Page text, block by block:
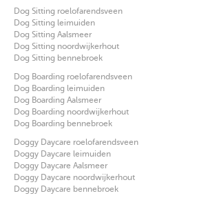
Dog Sitting roelofarendsveen
Dog Sitting leimuiden
Dog Sitting Aalsmeer
Dog Sitting noordwijkerhout
Dog Sitting bennebroek
Dog Boarding roelofarendsveen
Dog Boarding leimuiden
Dog Boarding Aalsmeer
Dog Boarding noordwijkerhout
Dog Boarding bennebroek
Doggy Daycare roelofarendsveen
Doggy Daycare leimuiden
Doggy Daycare Aalsmeer
Doggy Daycare noordwijkerhout
Doggy Daycare bennebroek